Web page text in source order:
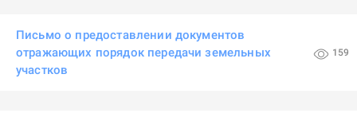
Письмо о предоставлении документов
отражающих порядок передачи земельных
участков
159